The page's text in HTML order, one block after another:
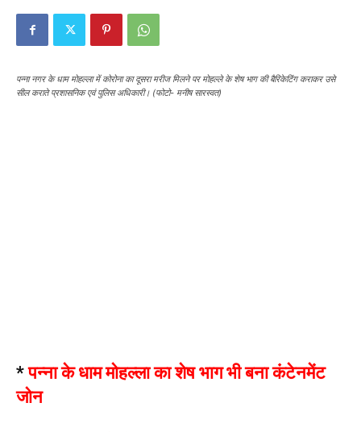
पन्ना नगर के धाम मोहल्ला में कोरोना का दूसरा मरीज मिलने पर मोहल्ले के शेष भाग की बैरिकेटिंग कराकर उसे
सील कराते प्रशासनिक एवं पुलिस अधिकारी। (फोटो- मनीष सारस्वत)
*पन्ना के धाम मोहल्ला का शेष भाग भी बना कंटेनमेंट
जोन